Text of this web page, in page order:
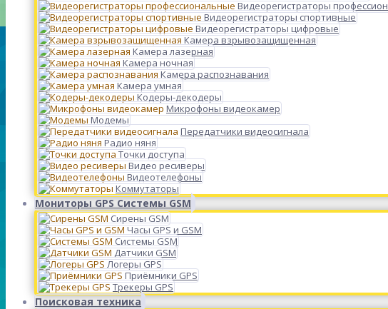
Видеорегистраторы
Видеорегистраторы спортивные
Видеорегистраторы цифровые
Камера взрывозащищенная
Камера лазерная
Камера ночная
Камера распознавания
Камера умная
Кодеры-декодеры
Микрофоны видеокамер
Модемы
Передатчики видеосигнала
Радио няня
Точки доступа
Видео ресиверы
Видеотелефоны
Коммутаторы
Мониторы GPS Системы GSM
Сирены GSM
Часы GPS и GSM
Системы GSM
Датчики GSM
Логеры GPS
Приёмники GPS
Трекеры GPS
Поисковая техника